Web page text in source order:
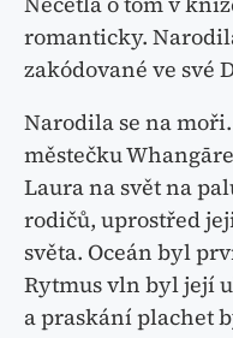
romanticky.
zakódované ve své
Narodila se na
městečku
Laura na svět na
rodičů, uprostřed
světa. Oceán byl
Rytmus vln byl její
a praskání plachet